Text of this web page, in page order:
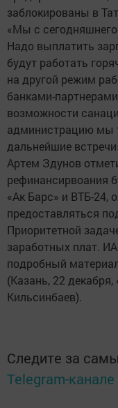
заблокированы в
«Мы с
Надо выплатить
будут работать
на другой режим
банками-
возможности
администрацию мы
дальнейшие
Артем Здунов
рефинансирвоания
«Ак Барс» и ВТБ-24,
предоставляться
Приоритетной
заработных плат.
подробный
(Казань, 22
Кильсинбаев).
Следите за
Telegram-канале